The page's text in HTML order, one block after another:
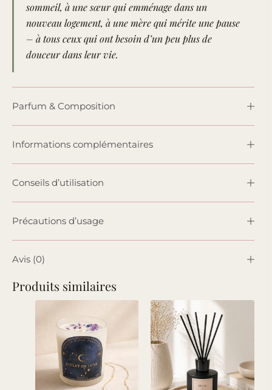
sommeil, à une sœur qui emménage dans un
nouveau logement, à une mère qui mérite une pause
– à tous ceux qui ont besoin d’un peu plus de
douceur dans leur vie.
Parfum & Composition
Informations complémentaires
Conseils d’utilisation
Précautions d’usage
Avis (0)
Produits similaires